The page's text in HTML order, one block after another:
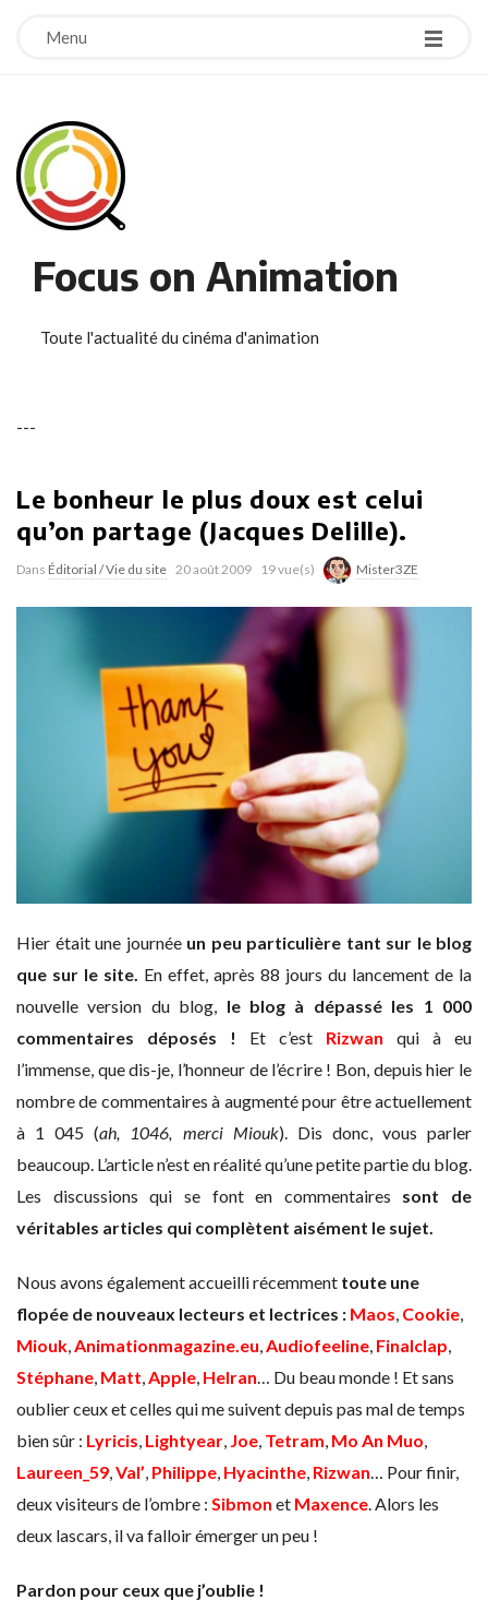
Menu
Focus on Animation
Toute l'actualité du cinéma d'animation
---
Le bonheur le plus doux est celui
qu’on partage (Jacques Delille).
Dans Éditorial / Vie du site 20 août 2009 19 vue(s) Mister3ZE
Hier était une journée un peu particulière tant sur le blog
que sur le site. En effet, après 88 jours du lancement de la
nouvelle version du blog, le blog à dépassé les 1 000
commentaires déposés !
Et c’est Rizwan qui à eu
l’immense, que dis-je, l’honneur de l’écrire ! Bon, depuis hier le
nombre de commentaires à augmenté pour être actuellement
à 1 045 (ah, 1046, merci Miouk). Dis donc, vous parler
beaucoup. L’article n’est en réalité qu’une petite partie du blog.
Les discussions qui se font en commentaires sont de
véritables articles qui complètent aisément le sujet.
Nous avons également accueilli récemment toute une
flopée de nouveaux lecteurs et lectrices : Maos Cookie
Miouk Animationmagazine.eu Audiofeeline Finalclap
Stéphane Matt Apple Helran … Du beau monde ! Et sans
oublier ceux et celles qui me suivent depuis pas mal de temps
bien sûr : Lyricis Lightyear Joe Tetram Mo An Muo
Laureen_59 Val’ Philippe Hyacinthe Rizwan … Pour finir,
deux visiteurs de l’ombre : Sibmon et Maxence . Alors les
deux lascars, il va falloir émerger un peu !
Pardon pour ceux que j’oublie !